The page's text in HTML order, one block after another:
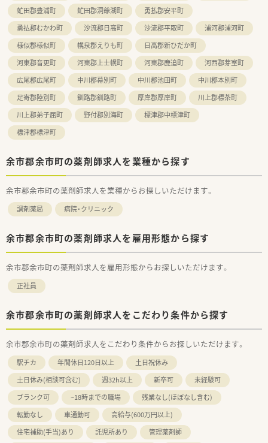
虻田郡豊浦町
虻田郡洞爺湖町
勇払郡安平町
勇払郡むかわ町
沙流郡日高町 沙流郡平取町
浦河郡浦河町
様似郡様似町
幌泉郡えりも町
日高郡新ひだか町
河東郡音更町
河東郡上士幌町 河東郡鹿追町
河西郡芽室町
広尾郡広尾町
中川郡幕別町 中川郡池田町
中川郡本別町
足寄郡陸別町
釧路郡釧路町 厚岸郡厚岸町
川上郡標茶町
川上郡弟子屈町
野付郡別海町
標津郡中標津町
標津郡標津町
余市郡余市町の薬剤師求人を業種から探す
余市郡余市町の薬剤師求人を業種からお探しいただけます。
調剤薬局 病院・クリニック
余市郡余市町の薬剤師求人を雇用形態から探す
余市郡余市町の薬剤師求人を雇用形態からお探しいただけます。
正社員
余市郡余市町の薬剤師求人をこだわり条件から探す
余市郡余市町の薬剤師求人をこだわり条件からお探しいただけます。
駅チカ 年間休日120日以上
土日祝休み
土日休み(相談可含む)
週32h以上 新卒可
未経験可
ブランク可
~18時までの職場
残業なし(ほぼなし含む)
転勤なし
車通勤可
高給与(600万円以上)
住宅補助(手当)あり
託児所あり
管理薬剤師